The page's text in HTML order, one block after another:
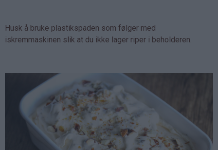
Husk å bruke plastikspaden som følger med
iskremmaskinen slik at du ikke lager riper i beholderen.